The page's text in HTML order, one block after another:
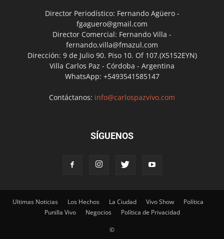
Director Periodístico: Fernando Agüero -
fgaguero@gmail.com
Director Comercial: Fernando Villa -
fernando.villa@fmazul.com
Dirección: 9 de Julio 90. Piso 10. Of 107.(X5152EYN)
Villa Carlos Paz - Córdoba - Argentina
WhatsApp: +5493541585147
Contáctanos: info@carlospazvivo.com
SÍGUENOS
Ultimas Noticias Los Hechos La Ciudad Vivo Show
Política
Punilla Vivo
Negocios Política de Privacidad
©